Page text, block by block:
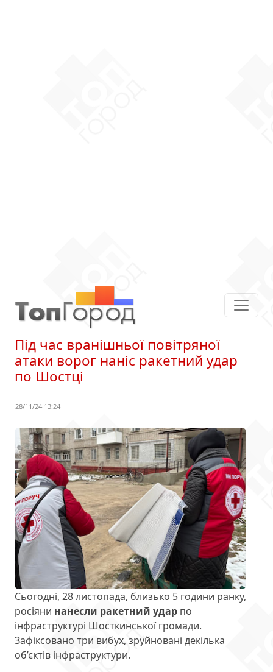
Під час вранішньої повітряної
атаки ворог наніс ракетний удар
по Шостці
28/11/24 13:24
Сьогодні, 28 листопада, близько 5 години ранку,
росіяни нанесли ракетний удар по
інфраструктурі Шосткинської громади.
Зафіксовано три вибух, зруйновані декілька
об’єктів інфраструктури.